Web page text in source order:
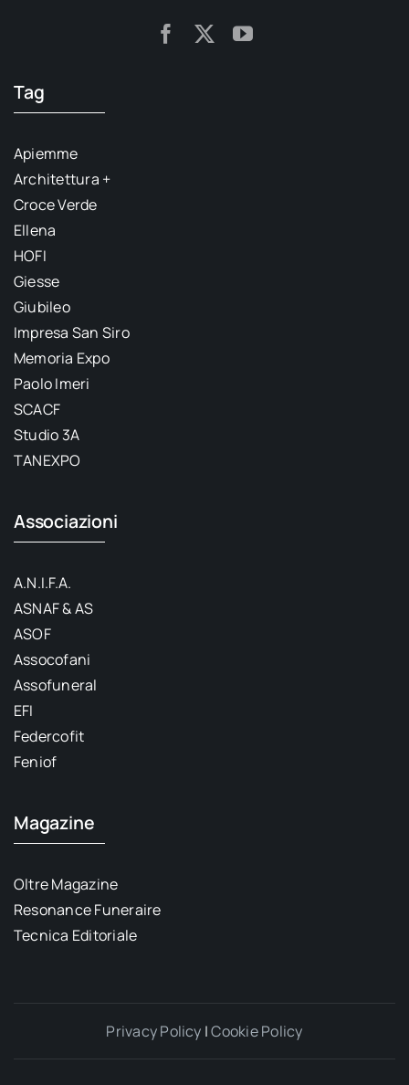
Tag
Apiemme
Architettura +
Croce Verde
Ellena
HOFI
Giesse
Giubileo
Impresa San Siro
Memoria Expo
Paolo Imeri
SCACF
Studio 3A
TANEXPO
Associazioni
A.N.I.F.A.
ASNAF & AS
ASOF
Assocofani
Assofuneral
EFI
Federcofit
Feniof
Magazine
Oltre Magazine
Resonance Funeraire
Tecnica Editoriale
Privacy Policy |Cookie Policy